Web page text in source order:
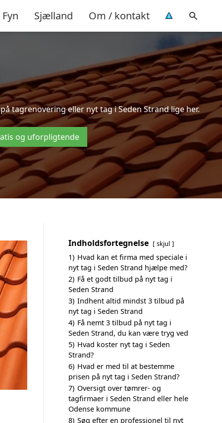
Fyn Sjælland Om / kontakt
tagrenovering eller nyt tag i Seden Strand lige her.
og uforpligtende
Indholdsfortegnelse skjul
1) Hvad kan et firma med speciale i
nyt tag i Seden Strand hjælpe med?
2) Få et godt tilbud på nyt tag i
Seden Strand
3) Indhent altid mindst 3 tilbud på
nyt tag i Seden Strand
4) Få nemt 3 tilbud på nyt tag i
Seden Strand, du kan være tryg ved
5) Hvad koster nyt tag i Seden
Strand?
6) Hvad er med til at bestemme
prisen på nyt tag i Seden Strand?
7) Oversigt over tømrer- og
tagfirmaer i Seden Strand eller hele
Odense kommune
8) Søg efter en professionel til nyt